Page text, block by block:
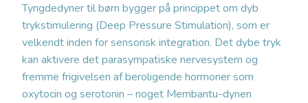
Tyngdedyner til børn bygger på princippet om dyb
trykstimulering (Deep Pressure Stimulation), som er
velkendt inden for sensorisk integration. Det dybe tryk
kan aktivere det parasympatiske nervesystem og
fremme frigivelsen af beroligende hormoner som
oxytocin og serotonin – noget Membantu-dynen